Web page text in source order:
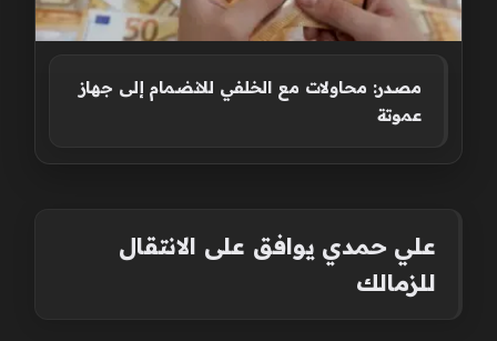
مصدر: محاولات مع الخلفي للانضمام إلى جهاز
عموتة
علي حمدي يوافق على الانتقال
للزمالك